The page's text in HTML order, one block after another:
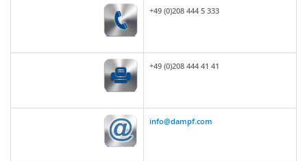
+49 (0)208 444 5 333
+49 (0)208 444 41 41
info@dampf.com